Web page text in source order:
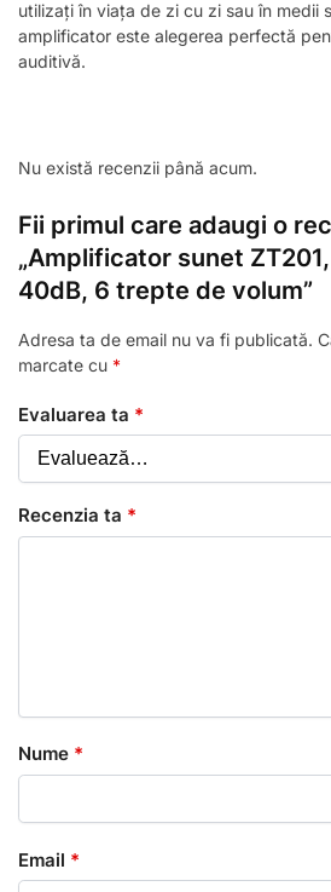
utilizați în viața de zi cu zi sau în medii
amplificator este alegerea perfectă
auditivă.
Nu există recenzii până acum.
Fii primul care adaugi o
„Amplificator sunet
40dB, 6 trepte de volum”
Adresa ta de email nu va fi publicată.
marcate cu *
Evaluarea ta *
Recenzia ta *
Nume *
Email *